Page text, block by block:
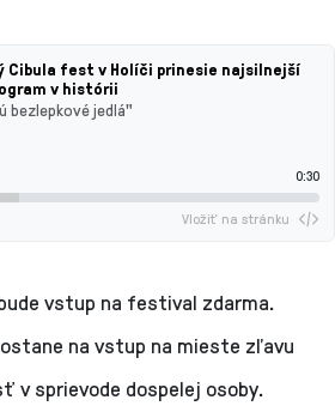
Cibula fest v Holíči prinesie najsilnejší
v histórii
bezlepkové jedlá"
0:30
Vložiť na stránku
vstup na festival zdarma.
na vstup na mieste zľavu
v sprievode dospelej osoby.